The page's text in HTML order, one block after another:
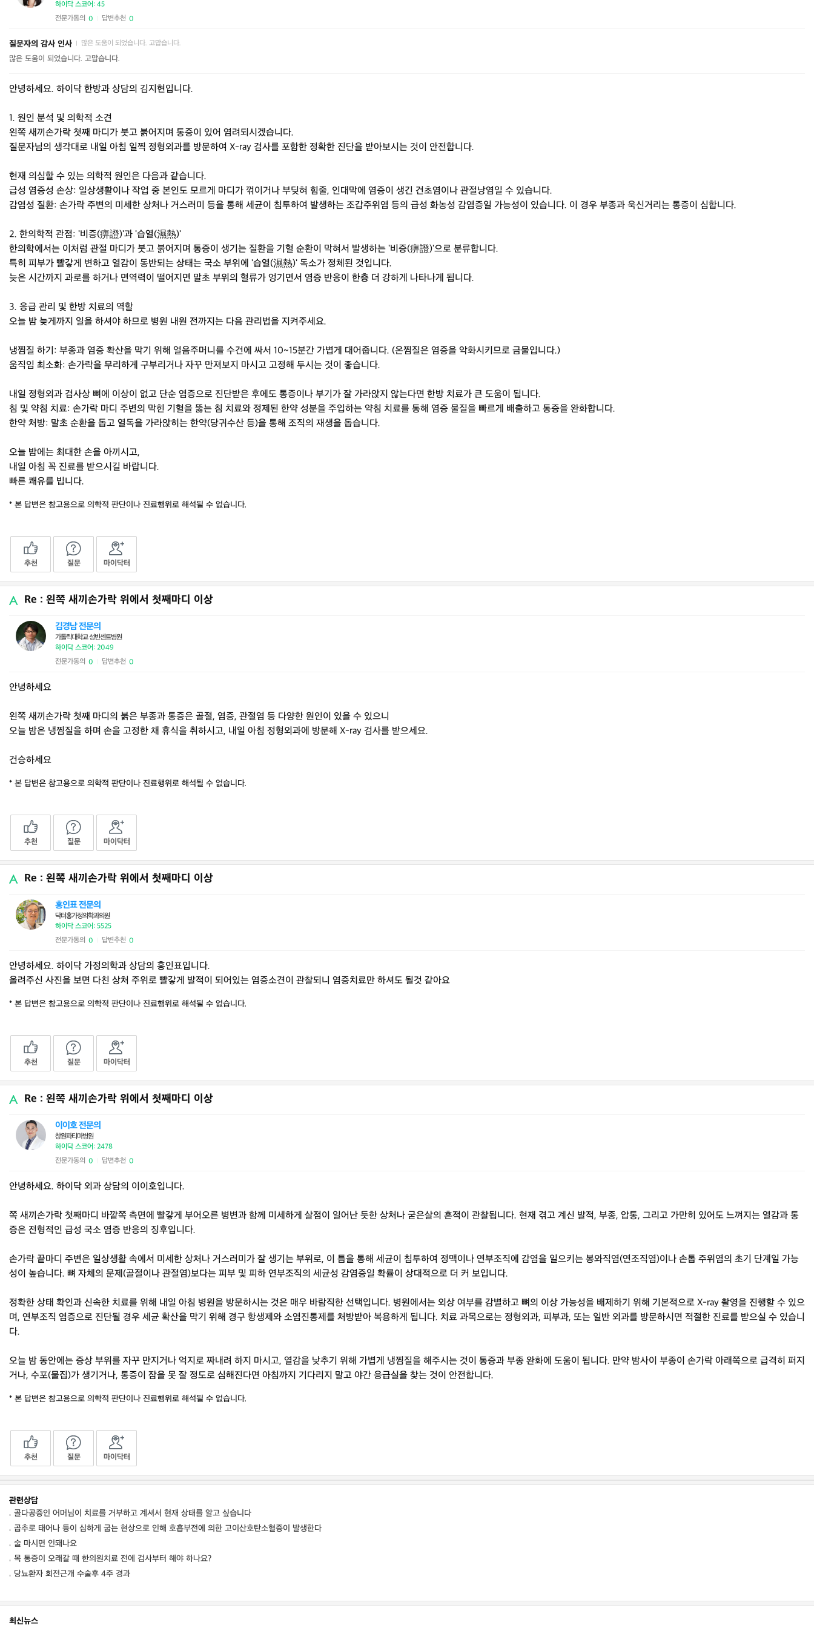
하이닥 스코어: 45
전문가동의 0 답변추천 0
질문자의 감사 인사 많은 도움이 되었습니다. 고맙습니다.
많은 도움이 되었습니다. 고맙습니다.
안녕하세요. 하이닥 한방과 상담의 김지현입니다.
1. 원인 분석 및 의학적 소견
왼쪽 새끼손가락 첫째 마디가 붓고 붉어지며 통증이 있어 염려되시겠습니다.
질문자님의 생각대로 내일 아침 일찍 정형외과를 방문하여 X-ray 검사를 포함한 정확한 진단을 받아보시는 것이 안전합니다.
현재 의심할 수 있는 의학적 원인은 다음과 같습니다.
급성 염증성 손상: 일상생활이나 작업 중 본인도 모르게 마디가 꺾이거나 부딪혀 힘줄, 인대막에 염증이 생긴 건초염이나 관절낭염일 수 있습니다.
감염성 질환: 손가락 주변의 미세한 상처나 거스러미 등을 통해 세균이 침투하여 발생하는 조갑주위염 등의 급성 화농성 감염증일 가능성이 있습니다. 이 경우 부종과 욱신거리는 통증이 심합니다.
2. 한의학적 관점: '비증(痹證)'과 '습열(濕熱)'
한의학에서는 이처럼 관절 마디가 붓고 붉어지며 통증이 생기는 질환을 기혈 순환이 막혀서 발생하는 '비증(痹證)'으로 분류합니다.
특히 피부가 빨갛게 변하고 열감이 동반되는 상태는 국소 부위에 '습열(濕熱)' 독소가 정체된 것입니다.
늦은 시간까지 과로를 하거나 면역력이 떨어지면 말초 부위의 혈류가 엉기면서 염증 반응이 한층 더 강하게 나타나게 됩니다.
3. 응급 관리 및 한방 치료의 역할
오늘 밤 늦게까지 일을 하셔야 하므로 병원 내원 전까지는 다음 관리법을 지켜주세요.
냉찜질 하기: 부종과 염증 확산을 막기 위해 얼음주머니를 수건에 싸서 10~15분간 가볍게 대어줍니다. (온찜질은 염증을 악화시키므로 금물입니다.)
움직임 최소화: 손가락을 무리하게 구부리거나 자꾸 만져보지 마시고 고정해 두시는 것이 좋습니다.
내일 정형외과 검사상 뼈에 이상이 없고 단순 염증으로 진단받은 후에도 통증이나 부기가 잘 가라앉지 않는다면 한방 치료가 큰 도움이 됩니다.
침 및 약침 치료: 손가락 마디 주변의 막힌 기혈을 뚫는 침 치료와 정제된 한약 성분을 주입하는 약침 치료를 통해 염증 물질을 빠르게 배출하고 통증을 완화합니다.
한약 처방: 말초 순환을 돕고 열독을 가라앉히는 한약(당귀수산 등)을 통해 조직의 재생을 돕습니다.
오늘 밤에는 최대한 손을 아끼시고,
내일 아침 꼭 진료를 받으시길 바랍니다.
빠른 쾌유를 빕니다.
* 본 답변은 참고용으로 의학적 판단이나 진료행위로 해석될 수 없습니다.
추천 질문 마이닥터
Re : 왼쪽 새끼손가락 위에서 첫째마디 이상
김경남 전문의
가톨릭대학교 성빈센트병원
하이닥 스코어: 2049
전문가동의 0 답변추천 0
안녕하세요
왼쪽 새끼손가락 첫째 마디의 붉은 부종과 통증은 골절, 염증, 관절염 등 다양한 원인이 있을 수 있으니
오늘 밤은 냉찜질을 하며 손을 고정한 채 휴식을 취하시고, 내일 아침 정형외과에 방문해 X-ray 검사를 받으세요.
건승하세요
* 본 답변은 참고용으로 의학적 판단이나 진료행위로 해석될 수 없습니다.
추천 질문 마이닥터
Re : 왼쪽 새끼손가락 위에서 첫째마디 이상
홍인표 전문의
닥터홍가정의학과의원
하이닥 스코어: 5525
전문가동의 0 답변추천 0
안녕하세요. 하이닥 가정의학과 상담의 홍인표입니다.
올려주신 사진을 보면 다친 상처 주위로 빨갛게 발적이 되어있는 염증소견이 관찰되니 염증치료만 하셔도 될것 같아요
* 본 답변은 참고용으로 의학적 판단이나 진료행위로 해석될 수 없습니다.
추천 질문 마이닥터
Re : 왼쪽 새끼손가락 위에서 첫째마디 이상
이이호 전문의
창원파티마병원
하이닥 스코어: 2478
전문가동의 0 답변추천 0
안녕하세요. 하이닥 외과 상담의 이이호입니다.
쪽 새끼손가락 첫째마디 바깥쪽 측면에 빨갛게 부어오른 병변과 함께 미세하게 살점이 일어난 듯한 상처나 굳은살의 흔적이 관찰됩니다. 현재 겪고 계신 발적, 부종, 압통, 그리고 가만히 있어도 느껴지는 열감과 통
증은 전형적인 급성 국소 염증 반응의 징후입니다.
손가락 끝마디 주변은 일상생활 속에서 미세한 상처나 거스러미가 잘 생기는 부위로, 이 틈을 통해 세균이 침투하여 정맥이나 연부조직에 감염을 일으키는 봉와직염(연조직염)이나 손톱 주위염의 초기 단계일 가능
성이 높습니다. 뼈 자체의 문제(골절이나 관절염)보다는 피부 및 피하 연부조직의 세균성 감염증일 확률이 상대적으로 더 커 보입니다.
정확한 상태 확인과 신속한 치료를 위해 내일 아침 병원을 방문하시는 것은 매우 바람직한 선택입니다. 병원에서는 외상 여부를 감별하고 뼈의 이상 가능성을 배제하기 위해 기본적으로 X-ray 촬영을 진행할 수 있으
며, 연부조직 염증으로 진단될 경우 세균 확산을 막기 위해 경구 항생제와 소염진통제를 처방받아 복용하게 됩니다. 치료 과목으로는 정형외과, 피부과, 또는 일반 외과를 방문하시면 적절한 진료를 받으실 수 있습니
다.
오늘 밤 동안에는 증상 부위를 자꾸 만지거나 억지로 짜내려 하지 마시고, 열감을 낮추기 위해 가볍게 냉찜질을 해주시는 것이 통증과 부종 완화에 도움이 됩니다. 만약 밤사이 부종이 손가락 아래쪽으로 급격히 퍼지
거나, 수포(물집)가 생기거나, 통증이 잠을 못 잘 정도로 심해진다면 아침까지 기다리지 말고 야간 응급실을 찾는 것이 안전합니다.
* 본 답변은 참고용으로 의학적 판단이나 진료행위로 해석될 수 없습니다.
추천 질문 마이닥터
관련상담
골다공증인 어머님이 치료를 거부하고 계셔서 현재 상태를 알고 싶습니다
곱추로 태어나 등이 심하게 굽는 현상으로 인해 호흡부전에 의한 고이산호탄소혈증이 발생한다
술 마시면 인돼나요
목 통증이 오래갈 때 한의원치료 전에 검사부터 해야 하나요?
당뇨환자 회전근개 수술후 4주 경과
최신뉴스